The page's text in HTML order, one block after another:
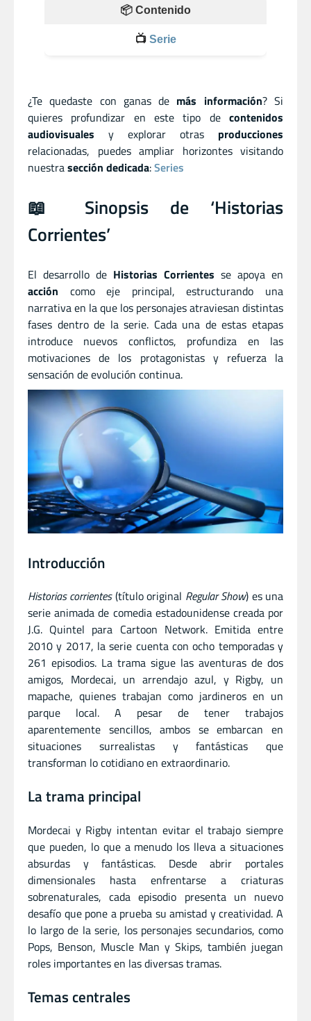
📦 Contenido
📺 Serie
¿Te quedaste con ganas de más información? Si
quieres profundizar en este tipo de contenidos
audiovisuales y explorar otras producciones
relacionadas, puedes ampliar horizontes visitando
nuestrasección dedicada:Series
📖 Sinopsis de ‘Historias
Corrientes’
El desarrollo de Historias Corrientes se apoya en
acción como eje principal, estructurando una
narrativa en la que los personajes atraviesan distintas
fases dentro de la serie. Cada una de estas etapas
introduce nuevos conflictos, profundiza en las
motivaciones de los protagonistas y refuerza la
sensación de evolución continua.
Introducción
Historias corrientes(título original Regular Show) es una
serie animada de comedia estadounidense creada por
J.G. Quintel para Cartoon Network. Emitida entre
2010 y 2017, la serie cuenta con ocho temporadas y
261 episodios. La trama sigue las aventuras de dos
amigos, Mordecai, un arrendajo azul, y Rigby, un
mapache, quienes trabajan como jardineros en un
parque local. A pesar de tener trabajos
aparentemente sencillos, ambos se embarcan en
situaciones surrealistas y fantásticas que
transforman lo cotidiano en extraordinario.
La trama principal
Mordecai y Rigby intentan evitar el trabajo siempre
que pueden, lo que a menudo los lleva a situaciones
absurdas y fantásticas. Desde abrir portales
dimensionales hasta enfrentarse a criaturas
sobrenaturales, cada episodio presenta un nuevo
desafío que pone a prueba su amistad y creatividad. A
lo largo de la serie, los personajes secundarios, como
Pops, Benson, Muscle Man y Skips, también juegan
roles importantes en las diversas tramas.
Temas centrales